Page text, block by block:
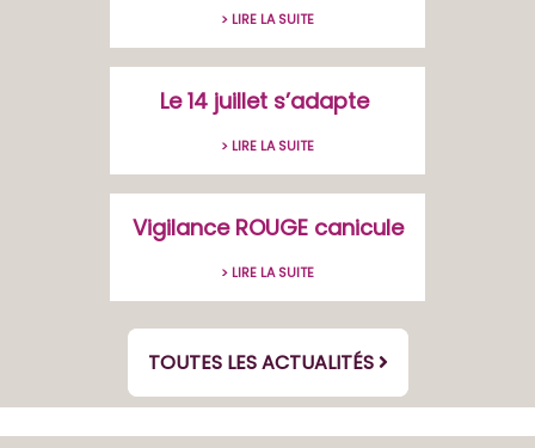
> LIRE LA SUITE
Le 14 juillet s’adapte
> LIRE LA SUITE
Vigilance ROUGE canicule
> LIRE LA SUITE
TOUTES LES ACTUALITÉS